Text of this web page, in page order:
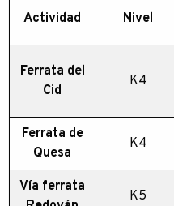
Actividad Nivel
Ferrata del
Cid
K4
Ferrata de
Quesa
K4
Vía ferrata
K5